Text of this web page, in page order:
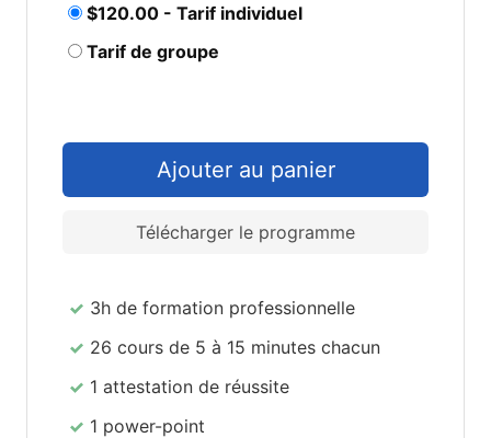
$120.00 - Tarif individuel
Tarif de groupe
Télécharger le programme
3h de formation professionnelle
26 cours de 5 à 15 minutes chacun
1 attestation de réussite
1 power-point